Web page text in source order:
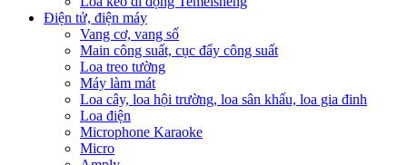
Điện tử, điện máy
Vang cơ, vang số
Main công suất, cục đẩy công suất
Loa treo tường
Máy làm mát
Loa cây, loa hội trường, loa sân khấu, loa gia đinh
Loa điện
Microphone Karaoke
Micro